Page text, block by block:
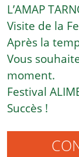
L’AMAP
Visite de la
Après la
Vous
moment.
Festival
Succès !